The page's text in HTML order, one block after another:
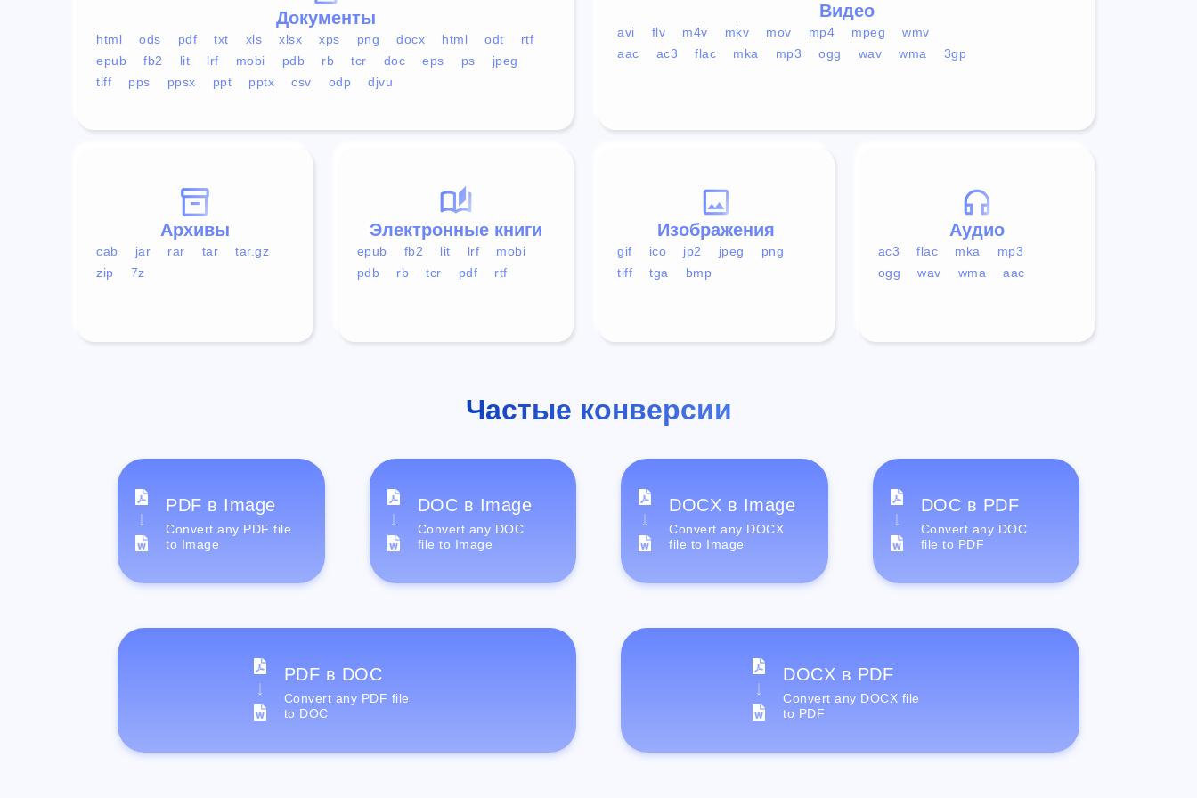
Документы
html ods pdf txt xls xlsx xps png docx html odt
rtf
epub
fb2 lit lrf mobi pdb rb tcr doc eps ps
jpeg
tiff
pps ppsx ppt pptx csv odp djvu
Видео
avi flv m4v mkv mov mp4 mpeg
wmv
aac
ac3 flac mka mp3 ogg wav wma 3gp
Аудио
ac3 flac mka
mp3
ogg
wav wma aac
Изображения
gif ico jp2 jpeg
png
tiff
tga bmp
Электронные книги
epub fb2 lit lrf
mobi
pdb
rb tcr pdf rtf
Архивы
cab jar rar tar
tar.gz
zip
7z
Частые конверсии
PDF в Image
Convert any PDF file
to Image
DOC в Image
Convert any DOC
file to Image
DOCX в Image
Convert any DOCX
file to Image
DOC в PDF
Convert any DOC
file to PDF
PDF в DOC
Convert any PDF file
to DOC
DOCX в PDF
Convert any DOCX file
to PDF